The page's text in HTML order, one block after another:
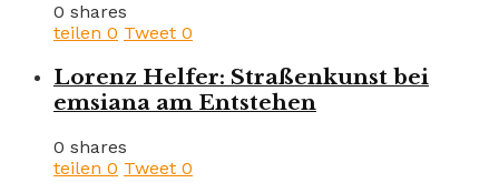
0 shares
teilen 0 Tweet 0
Lorenz Helfer: Straßenkunst bei
emsiana am Entstehen
0 shares
teilen 0 Tweet 0